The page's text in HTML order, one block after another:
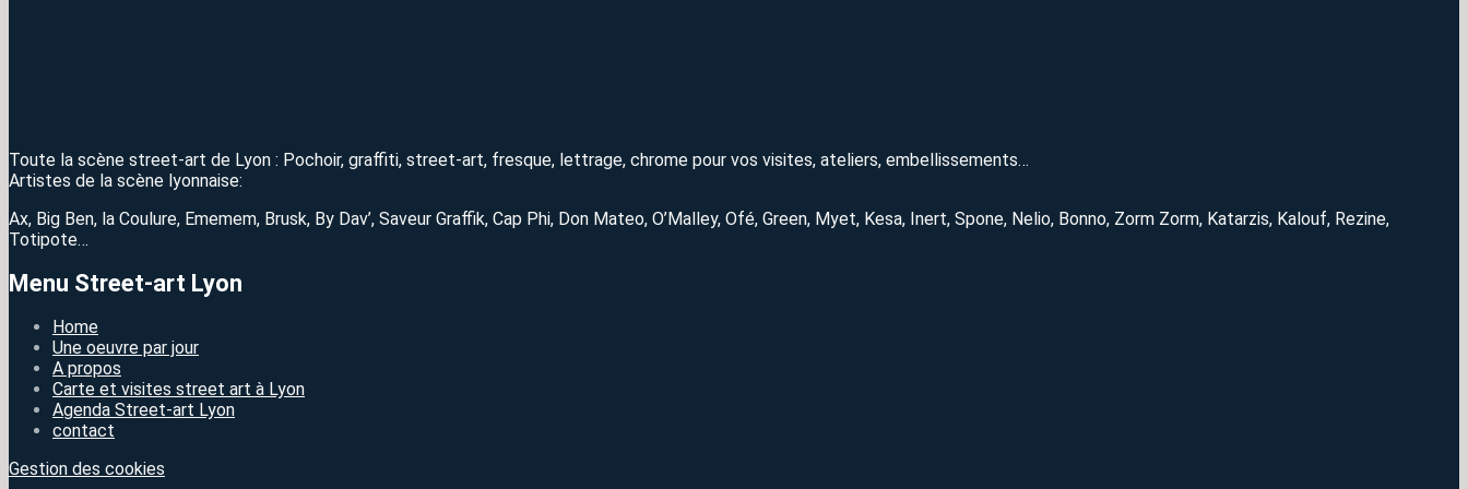
Toute la scène street-art de Lyon : Pochoir, graffiti, street-art, fresque, lettrage, chrome pour vos visites, ateliers, embellissements…
Artistes de la scène lyonnaise:
Ax, Big Ben, la Coulure, Ememem, Brusk, By Dav’, Saveur Graffik, Cap Phi, Don Mateo, O’Malley, Ofé, Green, Myet, Kesa, Inert, Spone, Nelio, Bonno, Zorm Zorm, Katarzis, Kalouf, Rezine,
Totipote…
Menu Street-art Lyon
Home
Une oeuvre par jour
A propos
Carte et visites street art à Lyon
Agenda Street-art Lyon
contact
Gestion des cookies